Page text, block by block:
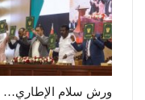
ورش سلام الإطاري…